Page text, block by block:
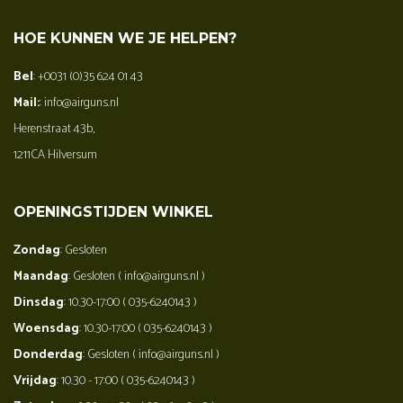
HOE KUNNEN WE JE HELPEN?
Bel: +0031 (0)35 624 01 43
Mail:: info@airguns.nl
Herenstraat 43b,
1211CA Hilversum
OPENINGSTIJDEN WINKEL
Zondag: Gesloten
Maandag: Gesloten ( info@airguns.nl )
Dinsdag: 10.30-17:00 ( 035-6240143 )
Woensdag: 10.30-17:00 ( 035-6240143 )
Donderdag: Gesloten ( info@airguns.nl )
Vrijdag: 10.30 - 17:00 ( 035-6240143 )